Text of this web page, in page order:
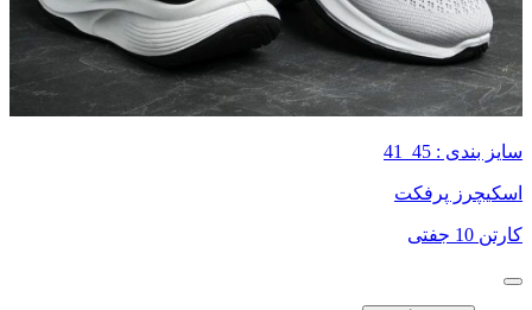
سایز بندی : 45_41
اسکیچرز پرفکت
کارتن 10 جفتی